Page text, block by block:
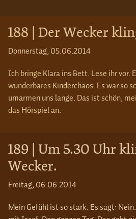
188 | Der Wecker
Donnerstag, 05.06.2014
Ich bringe Klara ins Bett. Lese ihr vor.
wunderbares Kinderchaos. Es war so
umarmen uns lange. Das ist schön,
das Hörspiel an.
189 | Um 5.30 Uhr
Wecker.
Freitag, 06.06.2014
Mein Gefühl ist so stark. Es sagt: